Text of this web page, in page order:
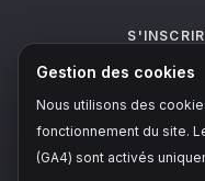
Gestion des cookies
Nous utilisons des
fonctionnement du site.
(GA4) sont activés
Ce site est protégé par